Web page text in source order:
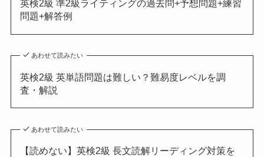
英検2級 準2級ライティングの過去問+予想問題+練習
問題+解答例
あわせて読みたい
英検2級 英単語問題は難しい？難易度レベルを調
査・解説
あわせて読みたい
【読めない】英検2級 長文読解リーディング対策を